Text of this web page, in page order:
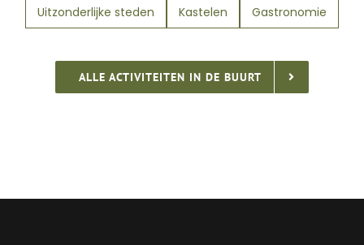
Uitzonderlijke steden
Kastelen Gastronomie
ALLE ACTIVITEITEN IN DE BUURT